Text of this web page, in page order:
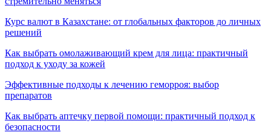
Курс валют в Казахстане: от глобальных факторов до личных
решений
Как выбрать омолаживающий крем для лица: практичный
подход к уходу за кожей
Эффективные подходы к лечению геморроя: выбор
препаратов
Как выбрать аптечку первой помощи: практичный подход к
безопасности